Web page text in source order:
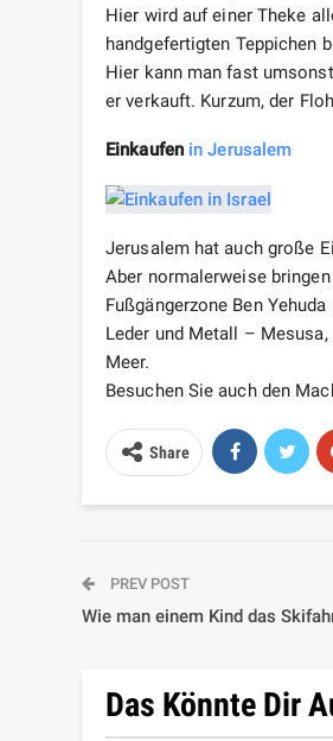
Hier wird auf einer Theke
handgefertigten Teppichen
Hier kann man fast
er verkauft. Kurzum, der
Einkaufen in Jerusalem
Jerusalem hat auch große
Aber normalerweise
Fußgängerzone Ben
Leder und Metall –
Meer.
Besuchen Sie auch den
Share
PREV POST
Wie man einem Kind das
Das Könnte Dir